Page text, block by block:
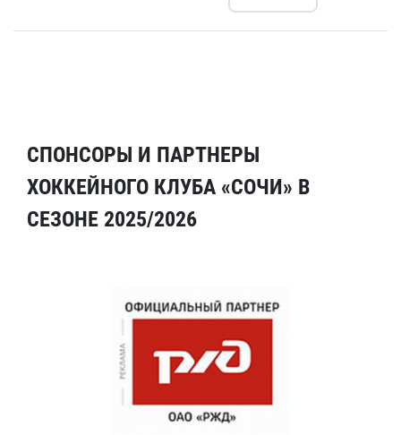
СПОНСОРЫ И ПАРТНЕРЫ
ХОККЕЙНОГО КЛУБА «СОЧИ» В
СЕЗОНЕ 2025/2026